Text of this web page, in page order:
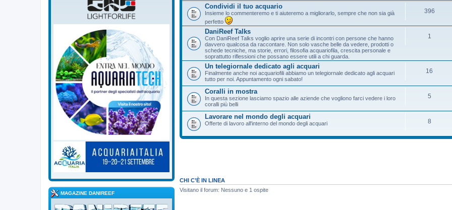
Condividi il tuo acquario
Insieme lo commenteremo e ti aiuteremo a migliorarlo, sempre che non sia già
perfetto
396
DaniReef Talks
Con DaniReef Talks voglio aprire una serie di incontri con persone che hanno
davvero qualcosa da raccontare. Non solo vasche belle da vedere, prodotti o
schede tecniche, ma storie, errori, filosofia acquariofila, crescita personale e
soprattutto riflessioni che possano essere utili a chi guarda.
1
Un telegiornale dedicato agli acquari
Finalmente anche noi acquariofili abbiamo un telegiornale dedicato agli acquari
tutto per noi. Appuntamento ogni sabato!
16
Coralli in mostra
In questa sezione lasciamo spazio alle aziende che vogliono farci vedere i loro
coralli più belli
5
Lavorare nel mondo degli acquari
Offerte di lavoro all'interno del mondo degli acquari 8
CHI C’È IN LINEA
Visitano il forum: Nessuno e 1 ospite
MAGAZINE DANIREEF